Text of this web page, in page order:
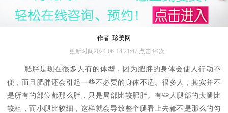
作者: 珍美网
更新时间2024-06-14 21:47 点击:94次
肥胖是现在很多人有的体型，因为肥胖的身体会使人行动不
便，而且肥胖还会引起一些不必要的身体不适。很多人，其实并不
是所有的部位都那么胖，只是局部比较肥胖。有些人腿部的大腿比
较粗，而小腿比较细，这样就会导致整个腿看上去都不是那么的匀